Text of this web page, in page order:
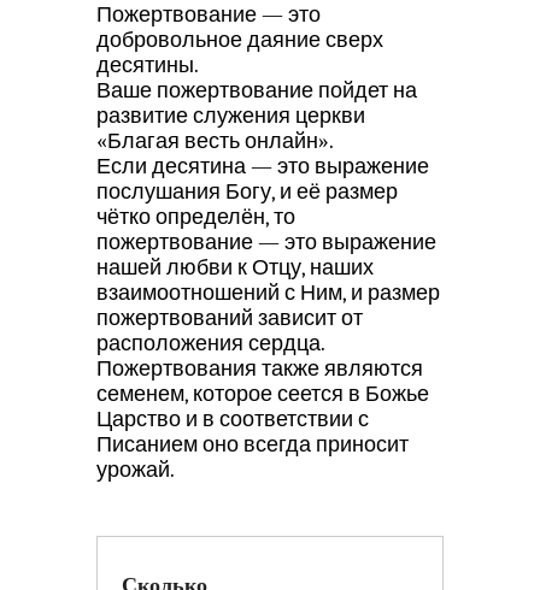
Пожертвование — это
добровольное даяние сверх
десятины.
Ваше пожертвование пойдет на
развитие служения церкви
«Благая весть онлайн».
Если десятина — это выражение
послушания Богу, и её размер
чётко определён, то
пожертвование — это выражение
нашей любви к Отцу, наших
взаимоотношений с Ним, и размер
пожертвований зависит от
расположения сердца.
Пожертвования также являются
семенем, которое сеется в Божье
Царство и в соответствии с
Писанием оно всегда приносит
урожай.
Сколько